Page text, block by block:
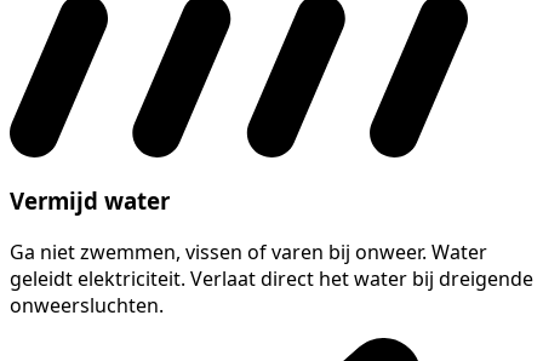
Vermijd water
Ga niet zwemmen, vissen of varen bij onweer. Water
geleidt elektriciteit. Verlaat direct het water bij dreigende
onweersluchten.